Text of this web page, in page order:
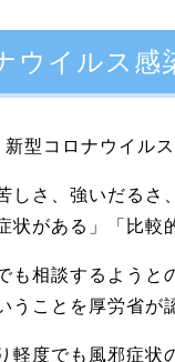
ウイルス感
型コロナウイル
しさ、強いだる
状がある」「比較
も相談するようと
うことを厚労省が
軽度でも風邪症